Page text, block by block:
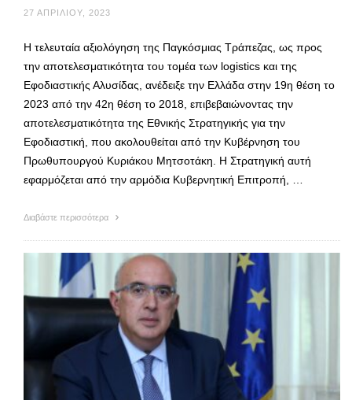
27 ΑΠΡΙΛΊΟΥ, 2023
Η τελευταία αξιολόγηση της Παγκόσμιας Τράπεζας, ως προς
την αποτελεσματικότητα του τομέα των logistics και της
Εφοδιαστικής Αλυσίδας, ανέδειξε την Ελλάδα στην 19η θέση το
2023 από την 42η θέση το 2018, επιβεβαιώνοντας την
αποτελεσματικότητα της Εθνικής Στρατηγικής για την
Εφοδιαστική, που ακολουθείται από την Κυβέρνηση του
Πρωθυπουργού Κυριάκου Μητσοτάκη. Η Στρατηγική αυτή
εφαρμόζεται από την αρμόδια Κυβερνητική Επιτροπή, …
Διαβάστε περισσότερα